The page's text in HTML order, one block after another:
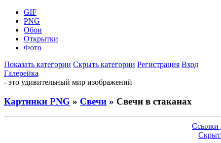
GIF
PNG
Обои
Открытки
Фото
Показать категории Скрыть категории Регистрация Вход
Галерейка
- это удивительный мир изображений
Картинки PNG » Свечи » Свечи в стаканах
Ссылки